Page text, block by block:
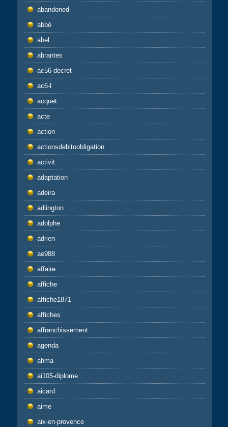
abandoned
abbé
abel
abrantes
ac56-decret
ac6-l
acquet
acte
action
actionsdebitoobligation
activit
adaptation
adeira
adlington
adolphe
adrien
ae988
affaire
affiche
affiche1871
affiches
affranchissement
agenda
ahma
ai105-diplome
aicard
aime
aix-en-provence